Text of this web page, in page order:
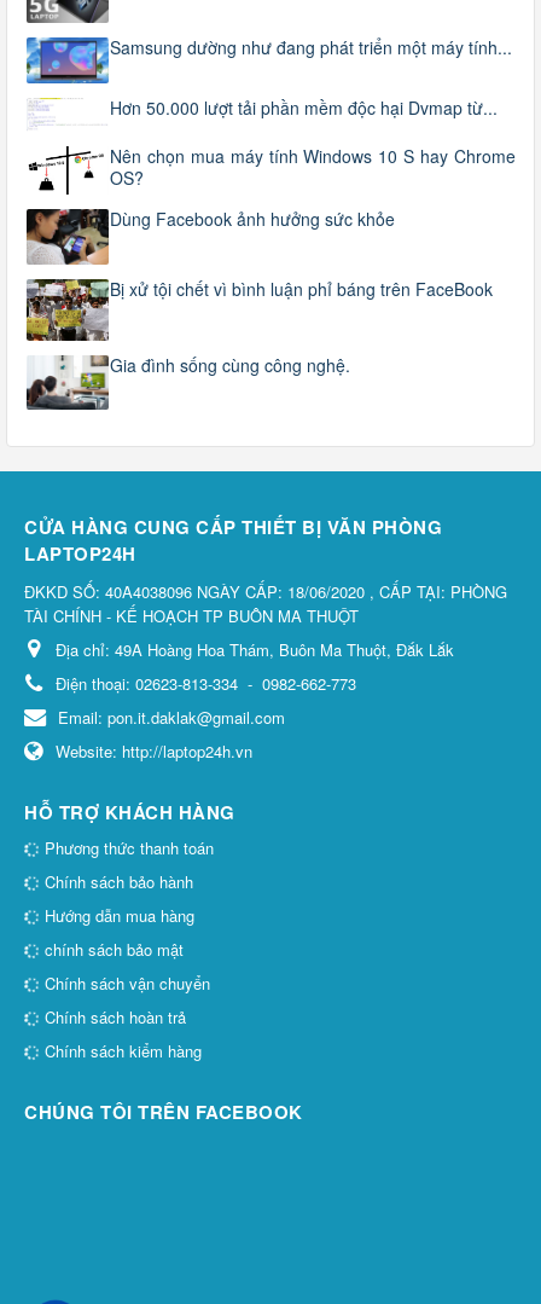
Samsung dường như đang phát triển một máy tính...
Hơn 50.000 lượt tải phần mềm độc hại Dvmap từ...
Nên chọn mua máy tính Windows 10 S hay Chrome
OS?
Dùng Facebook ảnh hưởng sức khỏe
Bị xử tội chết vì bình luận phỉ báng trên FaceBook
Gia đình sống cùng công nghệ.
CỬA HÀNG CUNG CẤP THIẾT BỊ VĂN PHÒNG
LAPTOP24H
ĐKKD SỐ: 40A4038096 NGÀY CẤP: 18/06/2020 , CẤP TẠI: PHÒNG
TÀI CHÍNH - KẾ HOẠCH TP BUÔN MA THUỘT
Địa chỉ: 49A Hoàng Hoa Thám, Buôn Ma Thuột, Đắk Lắk
Điện thoại: 02623-813-334 - 0982-662-773
Email: pon.it.daklak@gmail.com
Website: http://laptop24h.vn
HỖ TRỢ KHÁCH HÀNG
Phương thức thanh toán
Chính sách bảo hành
Hướng dẫn mua hàng
chính sách bảo mật
Chính sách vận chuyển
Chính sách hoàn trả
Chính sách kiểm hàng
CHÚNG TÔI TRÊN FACEBOOK